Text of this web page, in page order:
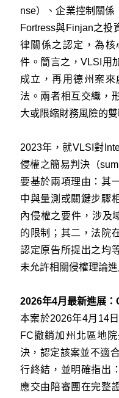
nse）、企業控制關係
Fortress與Finjan之投
律關係之認定，為
件。簡言之，VLSI用
成立，再用德州案
法。兩者相互交織，
大或限縮財務風險的
2023年，就VLSI對
侵權之簡易判決（
要基於兩項理由：其
中與量測或關鍵步驟
內侵權之要件，涉及
的限制；其二，法院
認定原告所提出之均
未允許相關侵權理論
2026年4月最新進展
本案於2026年4月14
FC撤銷加州北區地
決，認定該案並不適
行終結，並明確指出
應交由陪審團在完整